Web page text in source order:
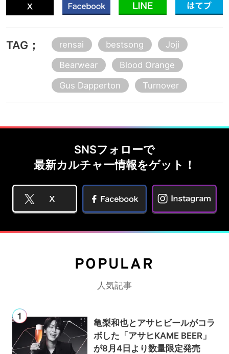
TAG； rensai bestsong
Joji
Bearwear
Blood Orange
Gus Dapperton
Turnover
SNSフォローで
最新カルチャー情報をゲット！
POPULAR
人気記事
亀梨和也とアサヒビールがコラ
ボした「アサヒKAME BEER」
が8月4日より数量限定発売